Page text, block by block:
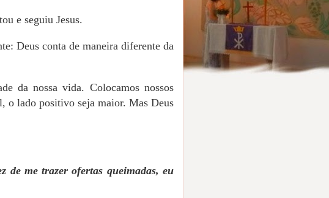
e seguiu Jesus.
Deus conta de maneira diferente da
da nossa vida. Colocamos nossos
o lado positivo seja maior. Mas Deus
de me trazer ofertas queimadas, eu